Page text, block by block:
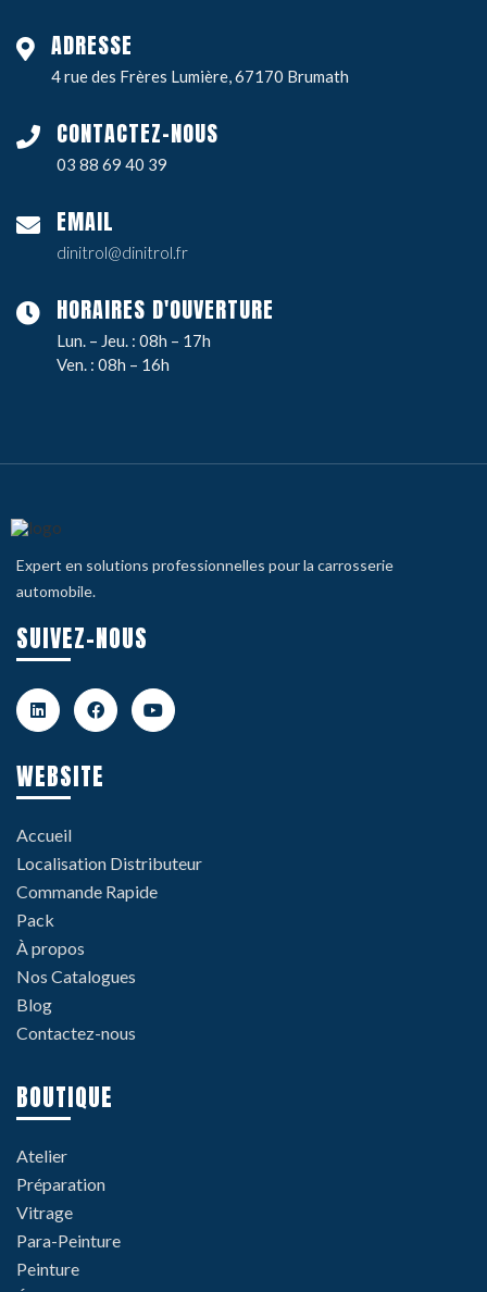
ADRESSE
4 rue des Frères Lumière, 67170 Brumath
CONTACTEZ-NOUS
03 88 69 40 39
EMAIL
dinitrol@dinitrol.fr
HORAIRES D'OUVERTURE
Lun. – Jeu. : 08h – 17h
Ven. : 08h – 16h
Expert en solutions professionnelles pour la carrosserie
automobile.
SUIVEZ-NOUS
WEBSITE
Accueil
Localisation Distributeur
Commande Rapide
Pack
À propos
Nos Catalogues
Blog
Contactez-nous
BOUTIQUE
Atelier
Préparation
Vitrage
Para-Peinture
Peinture